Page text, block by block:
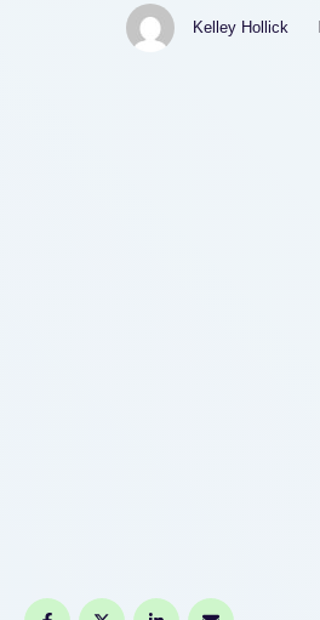
существенной
устранять в кратчайшие
Kelley Hollick